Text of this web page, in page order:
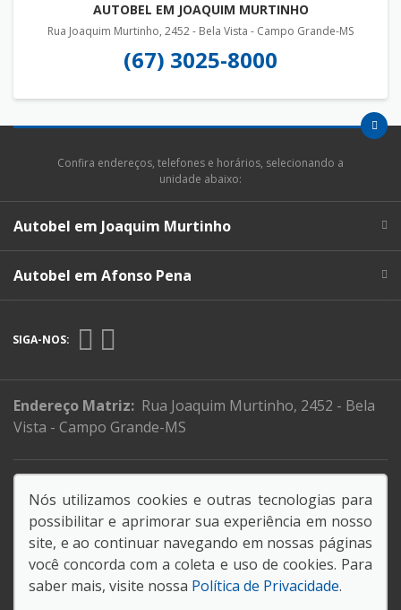
AUTOBEL EM JOAQUIM MURTINHO
Rua Joaquim Murtinho, 2452 - Bela Vista - Campo Grande-MS
(67) 3025-8000
Confira endereços, telefones e horários, selecionando a
unidade abaixo:
Autobel em Joaquim Murtinho
Autobel em Afonso Pena
SIGA-NOS:
Endereço Matriz: Rua Joaquim Murtinho, 2452 - Bela
Vista - Campo Grande-MS
Nova Resolução Banco Central
Código de Conduta
Nós utilizamos cookies e outras tecnologias para
possibilitar e aprimorar sua experiência em nosso
site, e ao continuar navegando em nossas páginas
você concorda com a coleta e uso de cookies. Para
saber mais, visite nossa Política de Privacidade.